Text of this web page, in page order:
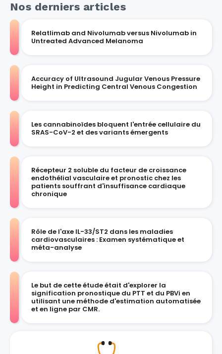
Nos derniers articles
Relatlimab and Nivolumab versus Nivolumab in
Untreated Advanced Melanoma
Accuracy of Ultrasound Jugular Venous Pressure
Height in Predicting Central Venous Congestion
Les cannabinoïdes bloquent l'entrée cellulaire du
SRAS-CoV-2 et des variants émergents
Récepteur 2 soluble du facteur de croissance
endothélial vasculaire et pronostic chez les
patients souffrant d'insuffisance cardiaque
chronique
Rôle de l'axe IL-33/ST2 dans les maladies
cardiovasculaires : Examen systématique et
méta-analyse
Le but de cette étude était d'explorer la
signification pronostique du PTT et du PBVi en
utilisant une méthode d'estimation automatisée
et en ligne par CMR.